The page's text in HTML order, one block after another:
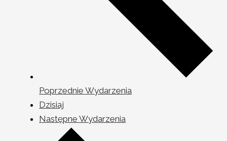
PoprzednieWydarzenia
Dzisiaj
NastępneWydarzenia